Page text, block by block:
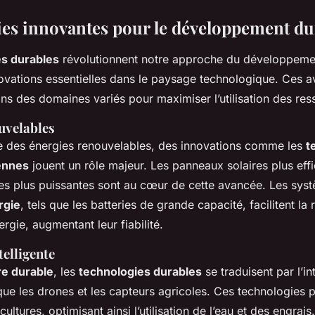
innovantes pour le développement
durables révolutionnent notre approche du
essentielles dans le paysage technologique. Ces
des domaines variés pour maximiser l’utilisation des
des énergies renouvelables, des innovations comme les
jouent un rôle majeur. Les panneaux solaires plus
plus puissantes sont au cœur de cette avancée. Les
, tels que les batteries de grande capacité, facilitent la
augmentant leur fiabilité.
durable, les technologies durables se traduisent par
les drones et les capteurs agricoles. Ces technologies
optimisant ainsi l’utilisation de l’eau et des